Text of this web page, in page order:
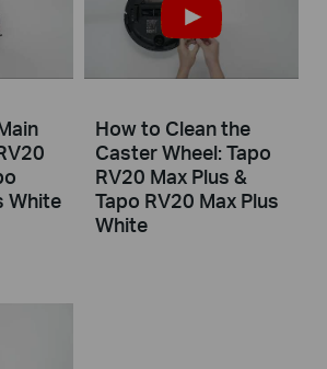
White
How to Clean the
Caster Wheel: Tapo
RV20 Max Plus &
Tapo RV20 Max Plus
White